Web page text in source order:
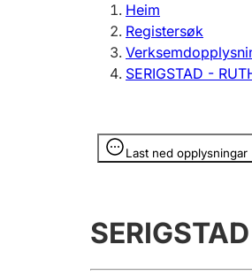
Registrere, endre,
Heim
Registersøk
SERIGSTAD -
Last ned opplysningar
Opplysninger er skjult